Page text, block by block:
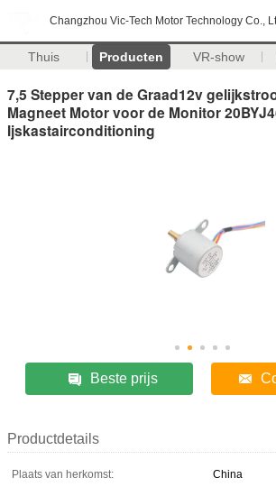
Changzhou Vic-Tech Motor Technology Co.,
Thuis Producten VR-show
7,5 Stepper van de Graad12v
Magneet Motor voor de Monitor
Ijskastairconditioning
Beste prijs
Productdetails
Plaats van herkomst:
China